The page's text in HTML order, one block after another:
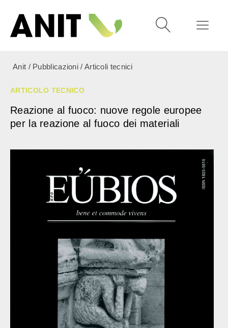
Anit / Pubblicazioni / Articoli tecnici
ARTICOLO TECNICO
Reazione al fuoco: nuove regole europee
per la reazione al fuoco dei materiali